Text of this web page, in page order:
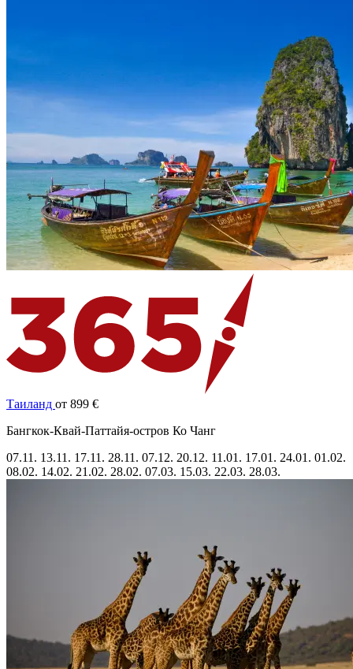
Таиланд от 899 €
Бангкок-Квай-Паттайя-остров Ко Чанг
07.11. 13.11. 17.11. 28.11. 07.12. 20.12. 11.01. 17.01. 24.01. 01.02.
08.02. 14.02. 21.02. 28.02. 07.03. 15.03. 22.03. 28.03.